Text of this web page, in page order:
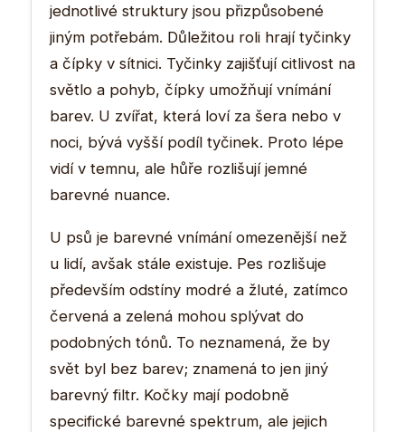
jednotlivé struktury jsou přizpůsobené
jiným potřebám. Důležitou roli hrají tyčinky
a čípky v sítnici. Tyčinky zajišťují citlivost na
světlo a pohyb, čípky umožňují vnímání
barev. U zvířat, která loví za šera nebo v
noci, bývá vyšší podíl tyčinek. Proto lépe
vidí v temnu, ale hůře rozlišují jemné
barevné nuance.
U psů je barevné vnímání omezenější než
u lidí, avšak stále existuje. Pes rozlišuje
především odstíny modré a žluté, zatímco
červená a zelená mohou splývat do
podobných tónů. To neznamená, že by
svět byl bez barev; znamená to jen jiný
barevný filtr. Kočky mají podobně
specifické barevné spektrum, ale jejich